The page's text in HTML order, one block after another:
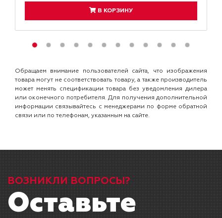
В КОРЗИНУ
Обращаем внимание пользователей сайта, что изображения
товара могут не соответствовать товару, а также производитель
может менять спецификации товара без уведомления дилера
или оконечного потребителя. Для получения дополнительной
информации связывайтесь с менеджерами по форме обратной
связи или по телефонам, указанным на сайте.
ВОЗНИКЛИ ВОПРОСЫ?
Оставьте